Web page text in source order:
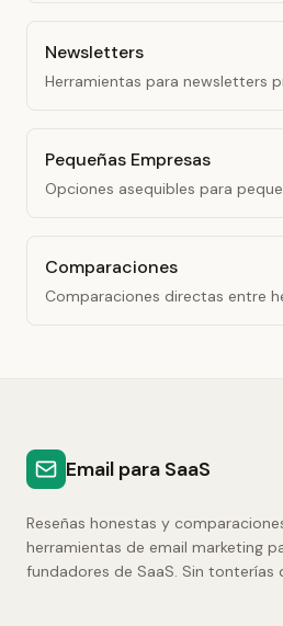
Newsletters
Herramientas para newsletters
Pequeñas Empresas
Opciones asequibles para
Comparaciones
Comparaciones directas entre
Email para SaaS
Reseñas honestas y
herramientas de email marketing
fundadores de SaaS. Sin tonterías